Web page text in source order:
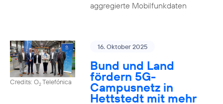
aggregierte Mobilfunkdaten
Credits: O2Telefónica
16. Oktober 2025
Bund und Land
fördern 5G-
Campusnetz in
Hettstedt mit mehr